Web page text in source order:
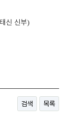
신 신부)
검색 목록